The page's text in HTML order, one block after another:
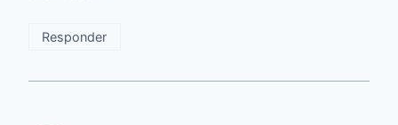
Responder